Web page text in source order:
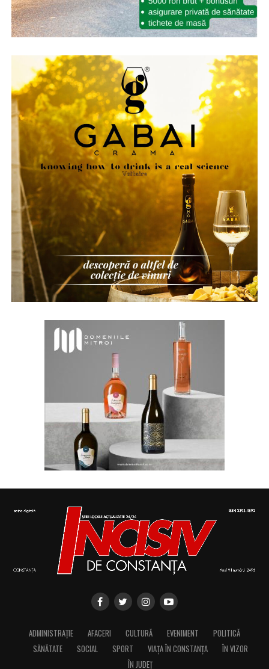
ADMINISTRAȚIE AFACERI CULTURĂ EVENIMENT
POLITICĂ
SĂNĂTATE
SOCIAL SPORT VIAȚA ÎN CONSTANȚA
ÎN VIZOR
ÎN JUDEȚ